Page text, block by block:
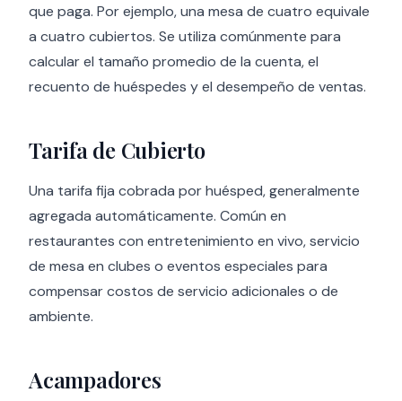
que paga. Por ejemplo, una mesa de cuatro equivale
a cuatro cubiertos. Se utiliza comúnmente para
calcular el tamaño promedio de la cuenta, el
recuento de huéspedes y el desempeño de ventas.
Tarifa de Cubierto
Una tarifa fija cobrada por huésped, generalmente
agregada automáticamente. Común en
restaurantes con entretenimiento en vivo, servicio
de mesa en clubes o eventos especiales para
compensar costos de servicio adicionales o de
ambiente.
Acampadores